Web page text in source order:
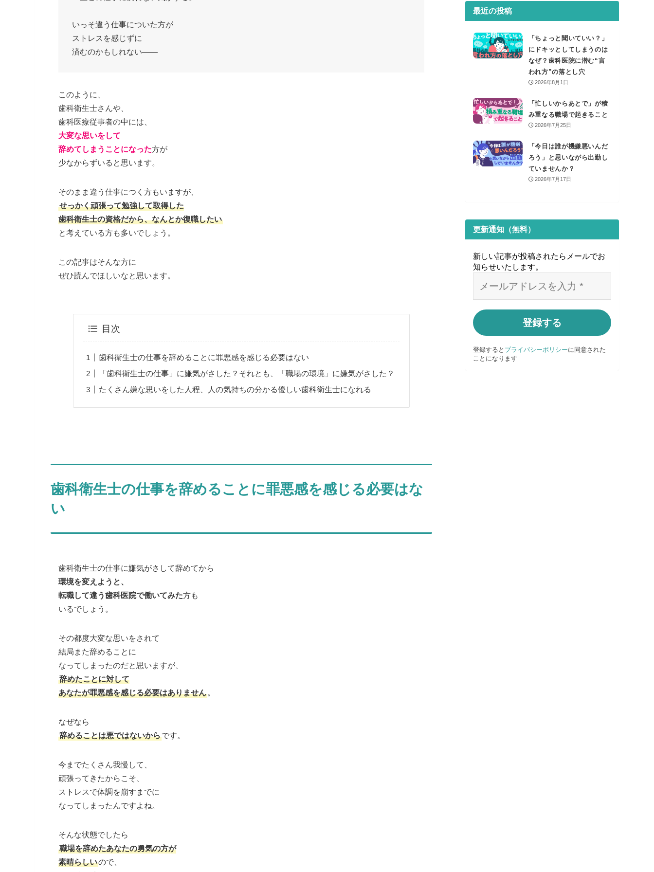
いっそ違う仕事についた方が
ストレスを感じずに
済むのかもしれない——
このように、
歯科衛生士さんや、
歯科医療従事者の中には、
大変な思いをして
辞めてしまうことになった方が
少なからずいると思います。
そのまま違う仕事につく方もいますが、
せっかく頑張って勉強して取得した
歯科衛生士の資格だから、なんとか復職したい
と考えている方も多いでしょう。
この記事はそんな方に
ぜひ読んでほしいなと思います。
目次
歯科衛生士の仕事を辞めることに罪悪感を感じる必要はない
「歯科衛生士の仕事」に嫌気がさした？それとも、「職場の環境」に嫌気がさした？
たくさん嫌な思いをした人程、人の気持ちの分かる優しい歯科衛生士になれる
歯科衛生士の仕事を辞めることに罪悪感を感じる必要はな
い
歯科衛生士の仕事に嫌気がさして辞めてから
環境を変えようと、
転職して違う歯科医院で働いてみた方も
いるでしょう。
その都度大変な思いをされて
結局また辞めることに
なってしまったのだと思いますが、
辞めたことに対して
あなたが罪悪感を感じる必要はありません 。
なぜなら
辞めることは悪ではないからです。
今までたくさん我慢して、
頑張ってきたからこそ、
ストレスで体調を崩すまでに
なってしまったんですよね。
そんな状態でしたら
職場を辞めたあなたの勇気の方が
素晴らしいので、
最近の投稿
「ちょっと聞いていい？」
にドキッとしてしまうのは
なぜ？歯科医院に潜む“言
われ方”の落とし穴
2026年8月1日
「忙しいからあとで」が積
み重なる職場で起きること
2026年7月25日
「今日は誰が機嫌悪いんだ
ろう」と思いながら出勤し
ていませんか？
2026年7月17日
更新通知（無料）
新しい記事が投稿されたらメールでお
知らせいたします。
登録すると プライバシーポリシーに同意された
ことになります